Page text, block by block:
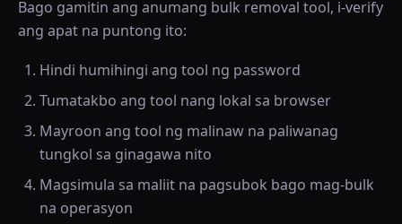
Bago gamitin ang anumang bulk removal tool, i-verify
ang apat na puntong ito:
Hindi humihingi ang tool ng password
Tumatakbo ang tool nang lokal sa browser
Mayroon ang tool ng malinaw na paliwanag
tungkol sa ginagawa nito
Magsimula sa maliit na pagsubok bago mag-bulk
na operasyon